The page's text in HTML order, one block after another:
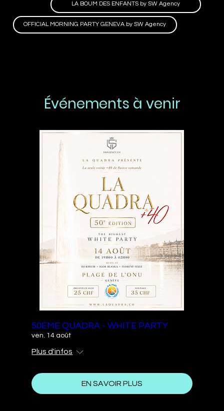
Événements à venir
50ÈME QUADRA - WHITE PARTY
ven. 14 août
Plus d'infos
EN SAVOIR PLUS
LA BOUM DES ENFANTS by SW Agency
OFFICIAL MORNING PARTY GENEVA by SW Agency